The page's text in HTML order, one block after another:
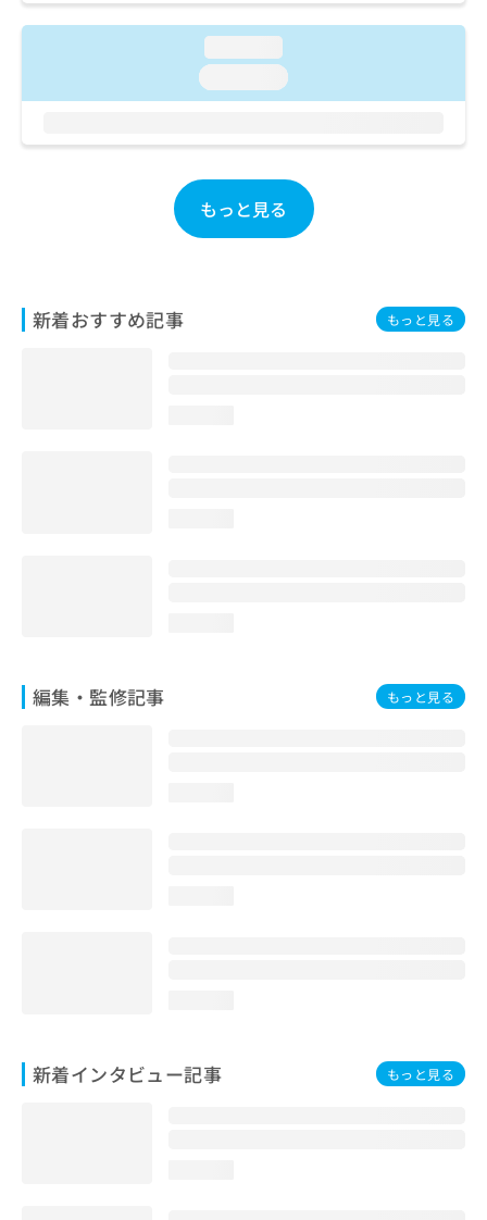
もっと見る
新着おすすめ記事 もっと見る
編集・監修記事 もっと見る
新着インタビュー記事 もっと見る
わ
は